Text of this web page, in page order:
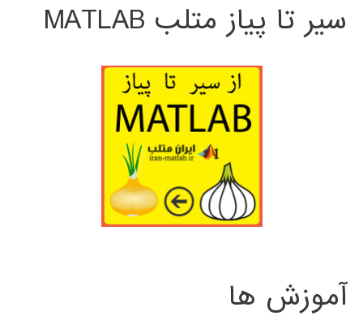
سیر تا پیاز متلب MATLAB
آموزش ها